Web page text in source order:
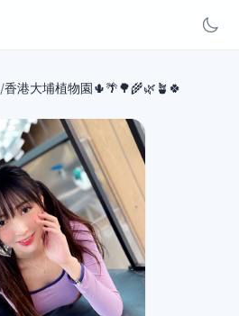
/香港大埔植物園🌵🌴🌳🌾🌿🪴🍀